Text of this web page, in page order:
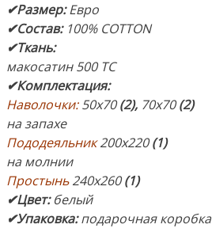
✔Размер:Евро
✔Состав: 100% COTTON
✔Ткань:
макосатин 500 ТС
✔Комплектация:
Наволочки:50х70(2), 70х70(2)
на запахе
Пододеяльник200х220(1)
на молнии
Простынь240х260(1)
✔Цвет:белый
✔Упаковка:подарочная коробка